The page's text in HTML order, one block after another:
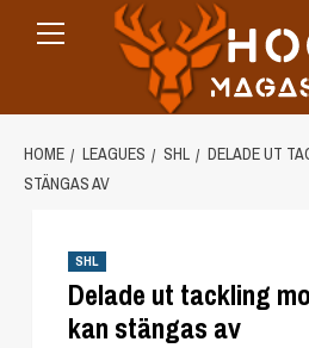
Menu
HOME LEAGUES SHL
DELADE UT
STÄNGAS AV
SHL
Delade ut tackling
kan stängas av